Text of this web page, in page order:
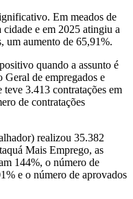
Em meados de
e em 2025 atingiu a
um aumento de 65,91%.
quando a assunto é
de empregados e
3.413 contratações em
de contratações
realizou 35.382
Mais Emprego, as
144%, o número de
e o número de aprovados